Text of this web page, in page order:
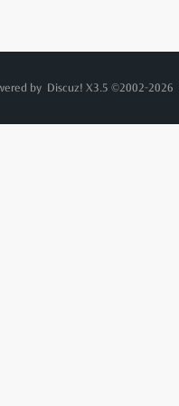
by Discuz! X3.5 ©2002-2026